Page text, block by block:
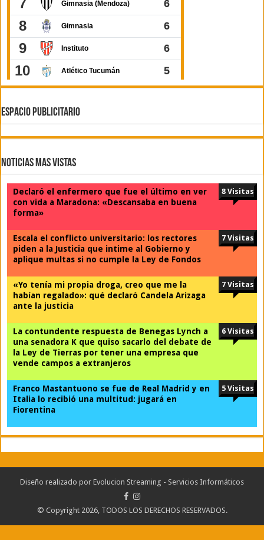
ESPACIO PUBLICITARIO
Noticias Mas Vistas
Declaró el enfermero que fue el último en ver
con vida a Maradona: «Descansaba en buena
forma»
8 Visitas
Escala el conflicto universitario: los rectores
piden a la Justicia que intime al Gobierno y
aplique multas si no cumple la Ley de Fondos
7 Visitas
«Yo tenía mi propia droga, creo que me la
habían regalado»: qué declaró Candela Arizaga
ante la justicia
7 Visitas
La contundente respuesta de Benegas Lynch a
una senadora K que quiso sacarlo del debate de
la Ley de Tierras por tener una empresa que
vende campos a extranjeros
6 Visitas
Franco Mastantuono se fue de Real Madrid y en
Italia lo recibió una multitud: jugará en
Fiorentina
5 Visitas
Diseño realizado por Evolucion Streaming - Servicios Informáticos
© Copyright 2026, TODOS LOS DERECHOS RESERVADOS.